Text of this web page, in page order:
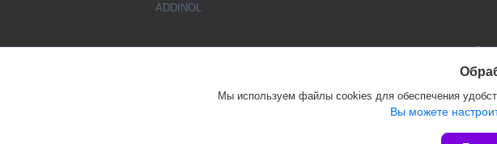
ADDINOL
Сайт
Мы используем файлы cookies для обеспечения
Вы можете